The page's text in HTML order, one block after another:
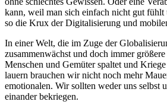
kann, weil man sich einfach nicht gut fühlt
so die Krux der Digitalisierung und
In einer Welt, die im Zuge der
zusammenwächst und doch immer
Menschen und Gemüter spaltet und
lauern brauchen wir nicht noch mehr
emotionalen. Wir sollten weder uns selbst
einander bekriegen.